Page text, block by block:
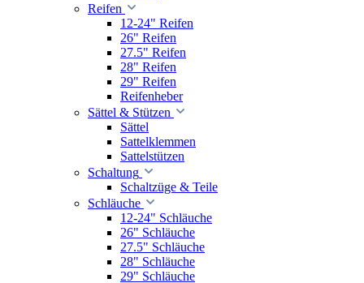
Reifen
12-24" Reifen
26" Reifen
27.5" Reifen
28" Reifen
29" Reifen
Reifenheber
Sättel & Stützen
Sättel
Sattelklemmen
Sattelstützen
Schaltung
Schaltzüge & Teile
Schläuche
12-24" Schläuche
26" Schläuche
27.5" Schläuche
28" Schläuche
29" Schläuche